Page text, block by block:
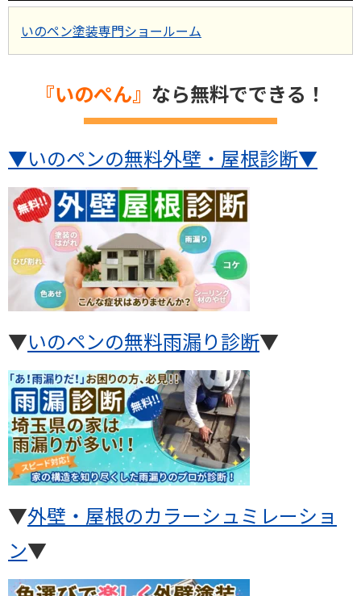
いのペン塗装専門ショールーム
『いのぺん』 なら無料でできる！
▼いのペンの無料外壁・屋根診断▼
▼いのペンの無料雨漏り診断▼
▼外壁・屋根のカラーシュミレーショ
ン▼